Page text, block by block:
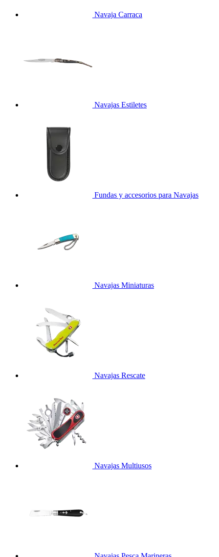
Navaja Carraca
Navajas Estiletes
Fundas y accesorios para Navajas
Navajas Miniaturas
Navajas Rescate
Navajas Multiusos